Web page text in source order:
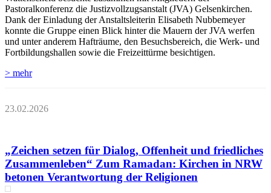
Pastoralkonferenz die Justizvollzugsanstalt (JVA) Gelsenkirchen.
Dank der Einladung der Anstaltsleiterin Elisabeth Nubbemeyer
konnte die Gruppe einen Blick hinter die Mauern der JVA werfen
und unter anderem Hafträume, den Besuchsbereich, die Werk- und
Fortbildungshallen sowie die Freizeittürme besichtigen.
> mehr
23.02.2026
„Zeichen setzen für Dialog, Offenheit und friedliches
Zusammenleben“ Zum Ramadan: Kirchen in NRW
betonen Verantwortung der Religionen